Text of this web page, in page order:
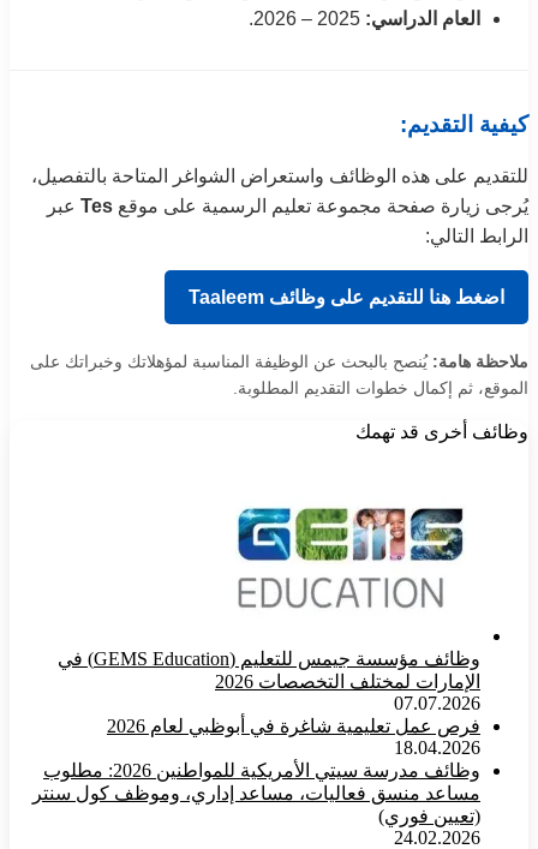
العام الدراسي:
كيفية التقديم:
للتقديم على هذه الوظائف واستعراض الشواغر المتاحة بالتفصيل،
يُرجى زيارة صفحة مجموعة تعليم الرسمية على موقع Tes عبر
الرابط التالي:
اضغط هنا للتقديم على وظائف Taaleem
ملاحظة هامة: يُنصح بالبحث عن الوظيفة المناسبة لمؤهلاتك وخبراتك على
الموقع، ثم إكمال خطوات التقديم المطلوبة.
وظائف أخرى قد تهمك
وظائف مؤسسة جيمس للتعليم (GEMS Education) في
الإمارات لمختلف التخصصات 2026
07.07.2026
فرص عمل تعليمية شاغرة في أبوظبي لعام 2026
18.04.2026
وظائف مدرسة سيتي الأمريكية للمواطنين 2026: مطلوب
مساعد منسق فعاليات، مساعد إداري، وموظف كول سنتر
(تعيين فوري)
24.02.2026